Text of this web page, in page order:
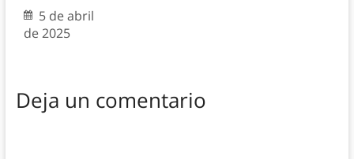
5 de abril
de 2025
Deja un comentario